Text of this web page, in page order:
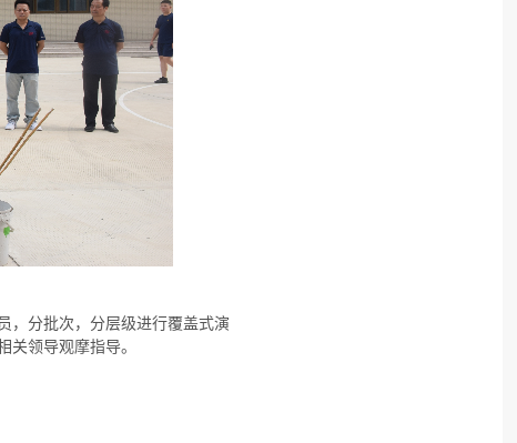
，分批次，分层级进行覆盖式演
领导观摩指导。